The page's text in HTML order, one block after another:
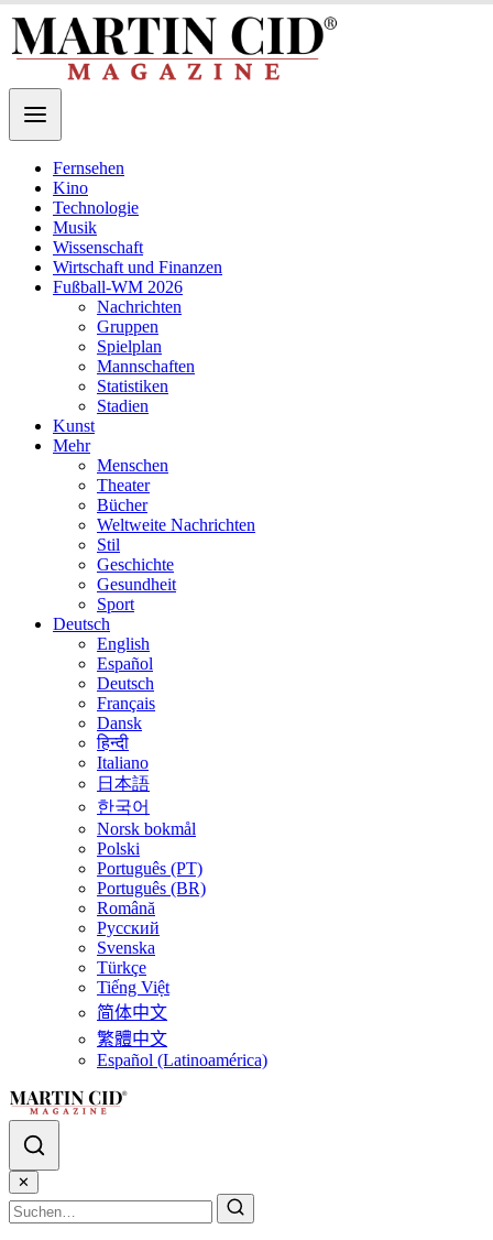
Fernsehen
Kino
Technologie
Musik
Wissenschaft
Wirtschaft und Finanzen
Fußball-WM 2026
Nachrichten
Gruppen
Spielplan
Mannschaften
Statistiken
Stadien
Kunst
Mehr
Menschen
Theater
Bücher
Weltweite Nachrichten
Stil
Geschichte
Gesundheit
Sport
Deutsch
English
Español
Deutsch
Français
Dansk
हिन्दी
Italiano
日本語
한국어
Norsk bokmål
Polski
Português (PT)
Português (BR)
Română
Русский
Svenska
Türkçe
Tiếng Việt
简体中文
繁體中文
Español (Latinoamérica)
✕